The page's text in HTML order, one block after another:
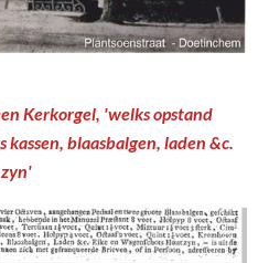
Kerkorgel, 'welks opstand
blaasbalgen, laden &c.